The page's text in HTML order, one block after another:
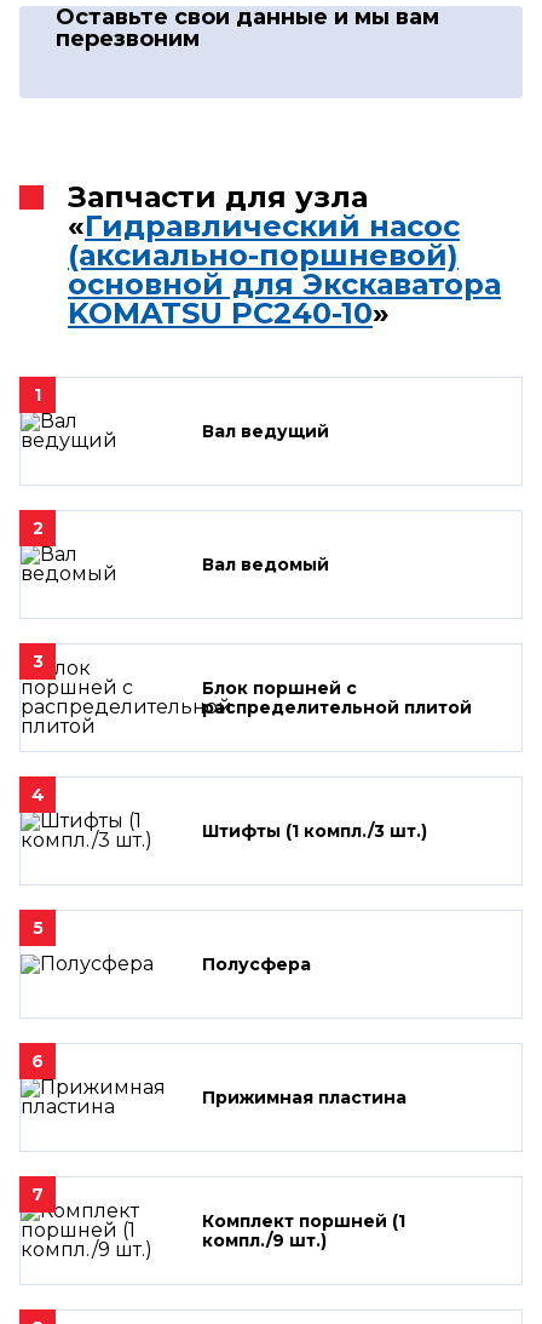
Оставьте свои данные и мы вам
перезвоним
Запчасти для узла
«Гидравлический насос
(аксиально-поршневой)
основной для Экскаватора
KOMATSU PC240-10»
1
Вал ведущий
2
Вал ведомый
3
Блок поршней c
распределительной плитой
4
Штифты (1 компл./3 шт.)
5
Полусфера
6
Прижимная пластина
7
Комплект поршней (1
компл./9 шт.)